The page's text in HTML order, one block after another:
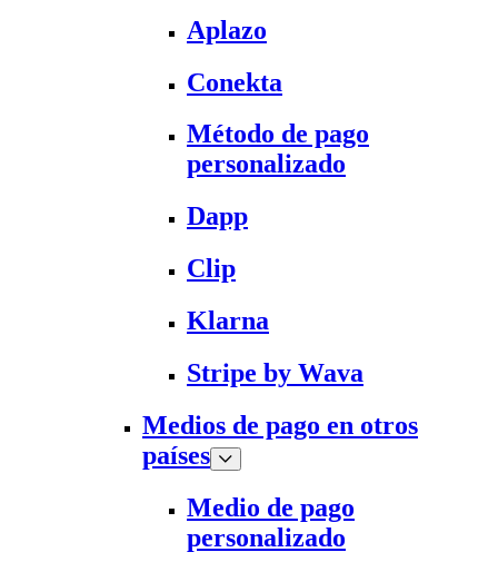
Aplazo
Conekta
Método de pago
personalizado
Dapp
Clip
Klarna
Stripe by Wava
Medios de pago en otros
países
Medio de pago
personalizado